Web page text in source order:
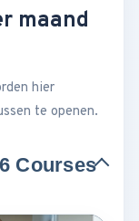
maand
hier
te openen.
Courses